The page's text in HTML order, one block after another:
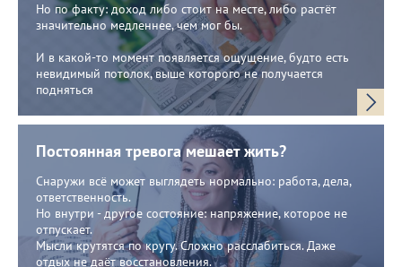
Но по факту: доход либо стоит на месте, либо растёт
значительно медленнее, чем мог бы.
И в какой-то момент появляется ощущение, будто есть
невидимый потолок, выше которого не получается
подняться
Постоянная тревога мешает жить?
Снаружи всё может выглядеть нормально: работа, дела,
ответственность.
Но внутри - другое состояние: напряжение, которое не
отпускает.
Мысли крутятся по кругу. Сложно расслабиться. Даже
отдых не даёт восстановления.